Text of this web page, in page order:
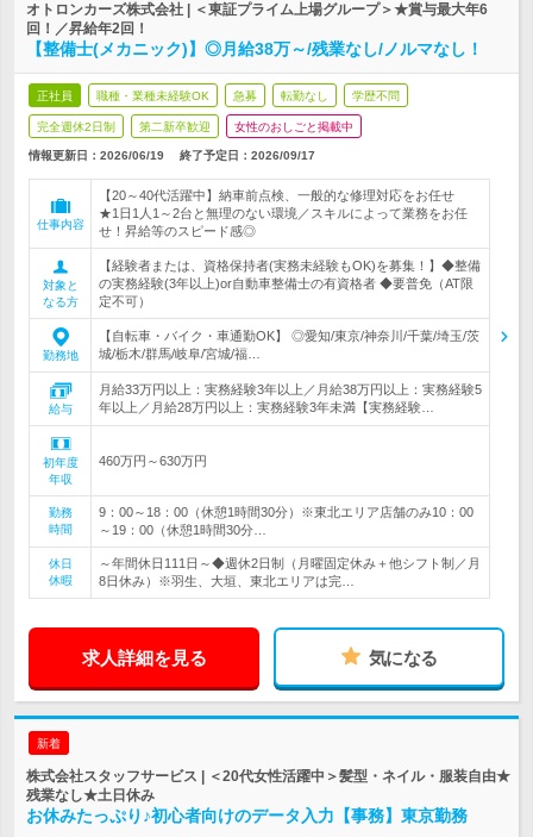
オトロンカーズ株式会社 | ＜東証プライム上場グループ＞★賞与最大年6
回！／昇給年2回！
【整備士(メカニック)】◎月給38万～/残業なし/ノルマなし！
正社員 職種・業種未経験OK 急募 転勤なし 学歴不問
完全週休2日制 第二新卒歓迎 女性のおしごと掲載中
情報更新日：2026/06/19 終了予定日： 2026/09/17
仕事内容
【20～40代活躍中】納車前点検、一般的な修理対応をお任せ
★1日1人1～2台と無理のない環境／スキルによって業務をお任
せ！昇給等のスピード感◎
対象と
なる方
【経験者または、資格保持者(実務未経験もOK)を募集！】◆整備
の実務経験(3年以上)or自動車整備士の有資格者 ◆要普免（AT限
定不可）
勤務地
【自転車・バイク・車通勤OK】 ◎愛知/東京/神奈川/千葉/埼玉/茨
城/栃木/群馬/岐阜/宮城/福…
給与
月給33万円以上：実務経験3年以上／月給38万円以上：実務経験5
年以上／月給28万円以上：実務経験3年未満【実務経験…
初年度
年収
460万円～630万円
勤務
時間
9：00～18：00（休憩1時間30分）※東北エリア店舗のみ10：00
～19：00（休憩1時間30分…
休日
休暇
～年間休日111日～◆週休2日制（月曜固定休み＋他シフト制／月
8日休み）※羽生、大垣、東北エリアは完…
求人詳細を見る 気になる
新着
株式会社スタッフサービス | ＜20代女性活躍中＞髪型・ネイル・服装自由★
残業なし★土日休み
お休みたっぷり♪初心者向けのデータ入力【事務】東京勤務